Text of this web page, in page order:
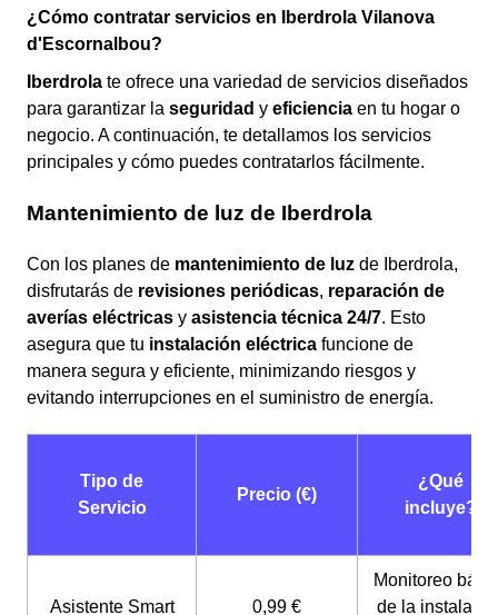
¿Cómo contratar servicios en Iberdrola Vilanova
d'Escornalbou?
Iberdrola te ofrece una variedad de servicios diseñados
para garantizar la seguridad y eficiencia en tu hogar o
negocio. A continuación, te detallamos los servicios
principales y cómo puedes contratarlos fácilmente.
Mantenimiento de luz de Iberdrola
Con los planes de mantenimiento de luz de Iberdrola,
disfrutarás de revisiones periódicas, reparación de
averías eléctricas y asistencia técnica 24/7. Esto
asegura que tu instalación eléctrica funcione de
manera segura y eficiente, minimizando riesgos y
evitando interrupciones en el suministro de energía.
Tipo de
Servicio
Precio (€)
¿Qué
incluye?
Asistente Smart 0,99 €
Monitoreo
de la